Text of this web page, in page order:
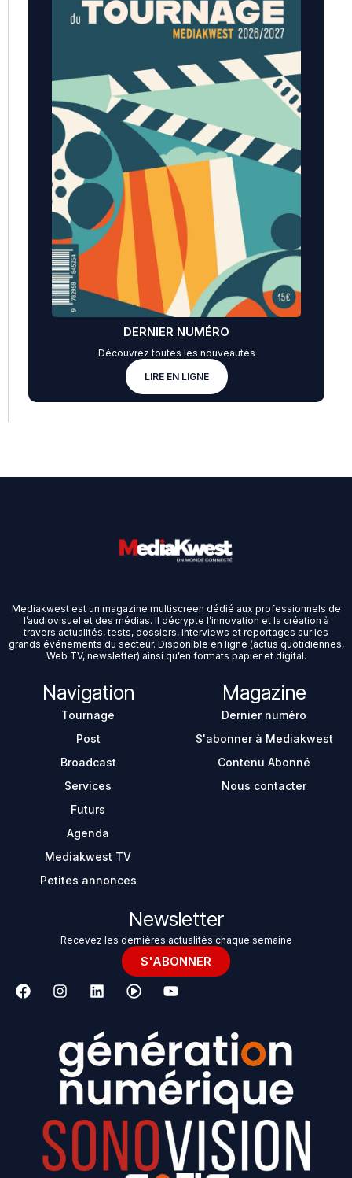
DERNIER NUMÉRO
Découvrez toutes les nouveautés
LIRE EN LIGNE
Mediakwest est un magazine multiscreen dédié aux professionnels de
l’audiovisuel et des médias. Il décrypte l’innovation et la création à
travers actualités, tests, dossiers, interviews et reportages sur les
grands événements du secteur. Disponible en ligne (actus quotidiennes,
Web TV, newsletter) ainsi qu’en formats papier et digital.
Navigation
Tournage
Post
Broadcast
Services
Futurs
Agenda
Mediakwest TV
Petites annonces
Magazine
Dernier numéro
S'abonner à Mediakwest
Contenu Abonné
Nous contacter
Newsletter
Recevez les dernières actualités chaque semaine
S'ABONNER